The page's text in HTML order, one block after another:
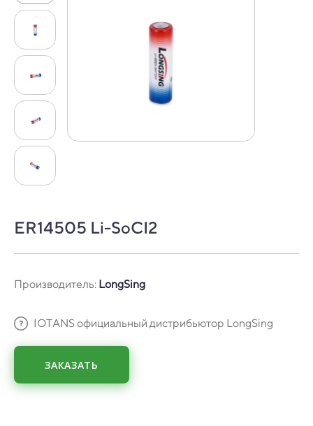
ER14505 Li-SoCI2
Производитель: LongSing
IOTANS официальный дистрибьютор LongSing
ЗАКАЗАТЬ